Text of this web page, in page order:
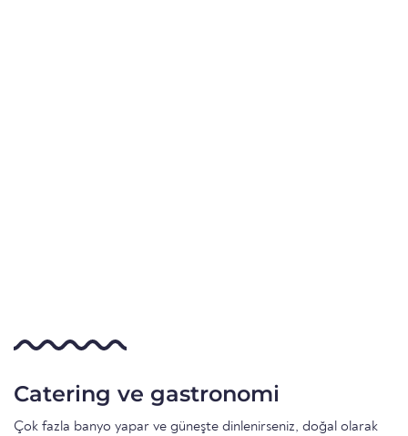
Catering ve gastronomi
Çok fazla banyo yapar ve güneşte dinlenirseniz, doğal olarak